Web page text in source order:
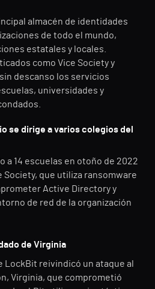
almacén de identidades
de todo el mundo,
estatales y locales.
como Vice Society y
descanso los servicios
universidades y
se dirige a varios colegios del
a 14 escuelas en otoño de 2022
que utiliza ransomware
Active Directory y
de red de la organización
de Virginia
LockBit reivindicó un ataque al
Virginia, que comprometió